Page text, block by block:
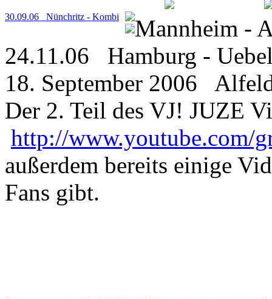
30.09.06 Nünchritz - Kombi
Mannheim -
24.11.06 Hamburg -
18. September 2006
Der 2. Teil des VJ! JUZE
http://www.youtube.com/
außerdem bereits einige
Fans gibt.